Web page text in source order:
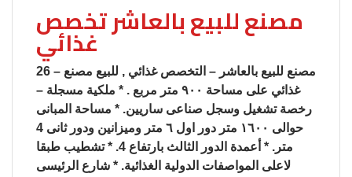
مصنع للبيع بالعاشر تخصص
غذائي
26 – مصنع للبيع بالعاشر – التخصص غذائي , للبيع مصنع
غذائي على مساحة ٩٠٠ متر مربع . * ملكية مسجلة –
رخصة تشغيل وسجل صناعى ساريين. * مساحة المبانى
حوالى ١٦٠٠ متر دور اول ٦ متر وميزانين ودور ثانى 4
متر. * أعمدة الدور الثالث بارتفاع 4. * تشطيب طبقا
لاعلى المواصفات الدولية الغذائية. * شارع الرئيسى